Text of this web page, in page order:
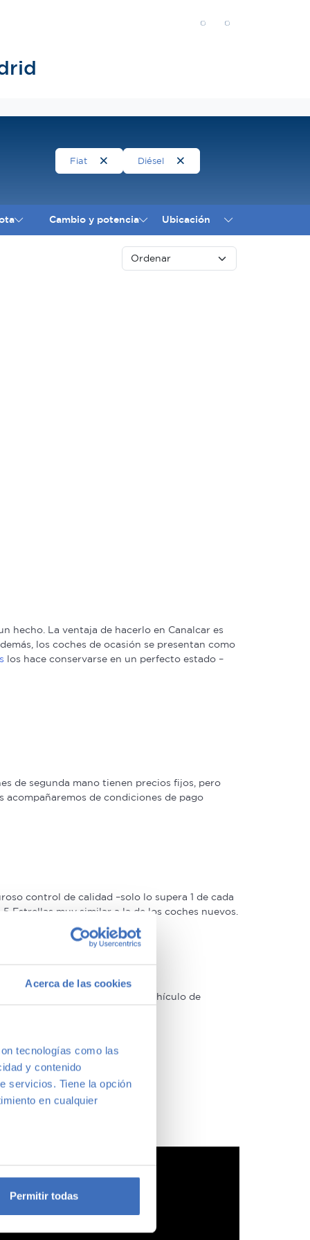
Acerca de las cookies
tecnologías como las
y contenido
servicios. Tiene la opción
en cualquier
varios metros
Permitir todas
Fiat Diésel
Cambio y potencia Ubicación
hecho. La ventaja de hacerlo en Canalcar es
los coches de ocasión se presentan como
los hace conservarse en un perfecto estado –
de segunda mano tienen precios fijos, pero
de condiciones de pago
control de calidad –solo lo supera 1 de cada
Estrellas muy similar a la de los coches nuevos.
y modelos. Encuentra el vehículo de